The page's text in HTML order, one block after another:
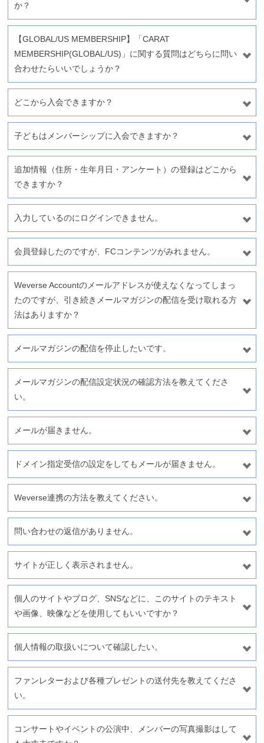
か？
【GLOBAL/US MEMBERSHIP】「CARAT
MEMBERSHIP(GLOBAL/US)」に関する質問はどちらに問い
合わせたらいいでしょうか？
どこから入会できますか？
子どもはメンバーシップに入会できますか？
追加情報（住所・生年月日・アンケート）の登録はどこから
できますか？
入力しているのにログインできません。
会員登録したのですが、FCコンテンツがみれません。
Weverse Accountのメールアドレスが使えなくなってしまっ
たのですが、引き続きメールマガジンの配信を受け取れる方
法はありますか？
メールマガジンの配信を停止したいです。
メールマガジンの配信設定状況の確認方法を教えてくださ
い。
メールが届きません。
ドメイン指定受信の設定をしてもメールが届きません。
Weverse連携の方法を教えてください。
問い合わせの返信がありません。
サイトが正しく表示されません。
個人のサイトやブログ、SNSなどに、このサイトのテキスト
や画像、映像などを使用してもいいですか？
個人情報の取扱いについて確認したい。
ファンレターおよび各種プレゼントの送付先を教えてくださ
い。
コンサートやイベントの公演中、メンバーの写真撮影はして